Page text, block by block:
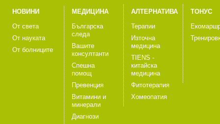
НОВИНИ
От света
От науката
От болниците
МЕДИЦИНА
Българска
следа
Вашите
консултанти
Спешна
помощ
Превенция
Витамини и
минерали
Диагнози
АЛТЕРНАТИВА
Терапии
Източна
медицина
TIENS -
китайска
медицина
Фитотерапия
Хомеопатия
ТОНУС